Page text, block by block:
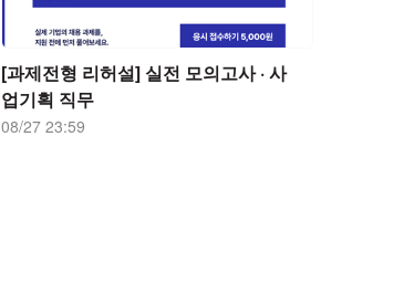
[과제전형 리허설] 실전 모의고사 · 사
업기획 직무
08/27 23:59